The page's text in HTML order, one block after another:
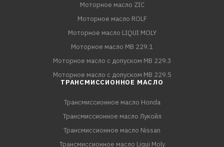
Моторное масло ZIC
Моторное масло ROLF
Моторное масло LIQUI MOLY
Моторное масло MB 229.1
Моторное масло с допуском MB 229.3
Моторное масло с допуском MB 229.5
ТРАНСМИССИОННОЕ МАСЛО
Трансмиссионное масло Honda
Трансмиссионное масло Лукойл
Трансмиссионное масло Nissan
Трансмиссионное масло Liqui Moly